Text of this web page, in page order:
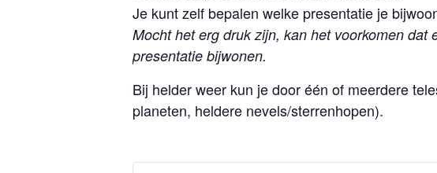
Je kunt zelf bepalen welke presentatie je
Mocht het erg druk zijn, kan het voorkomen
presentatie bijwonen.
Bij helder weer kun je door één of meerdere
planeten, heldere nevels/sterrenhopen).